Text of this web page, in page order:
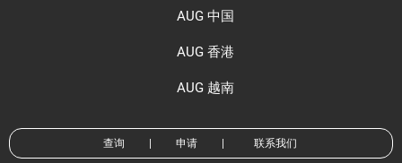
AUG 中国
AUG 香港
AUG 越南
查询 申请 联系我们